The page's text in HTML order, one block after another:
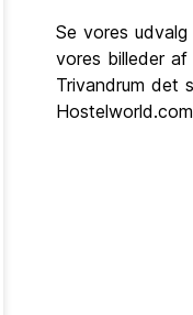
Se vores
vores billeder
Trivandrum det